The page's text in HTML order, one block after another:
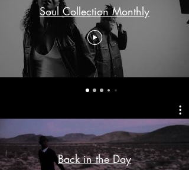
Soul Collection Monthly
Back in the Day